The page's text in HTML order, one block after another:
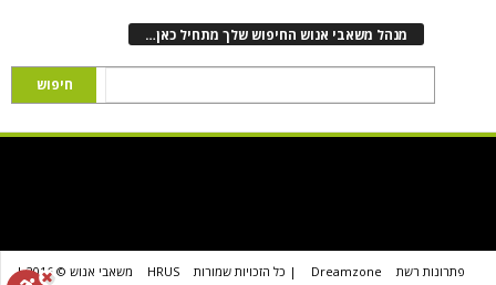
מנהל משאבי אנוש החיפוש שלך מתחיל כאן…
פתרונות רשת Dreamzone | כל הזכויות שמורות HRUS
משאבי אנוש © 2016 |